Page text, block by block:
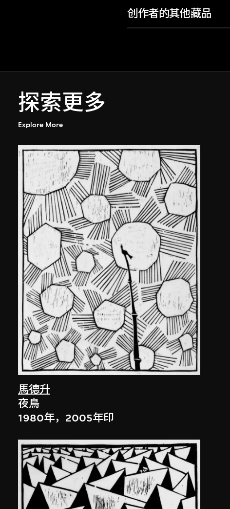
创作者的其他藏品
探索更多
Explore More
馬德升
夜鳥
1980年，2005年印